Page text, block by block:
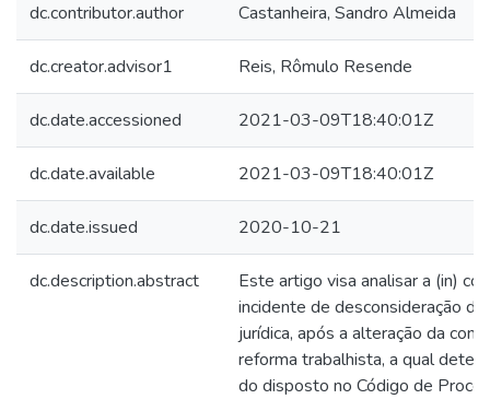
dc.contributor.author Castanheira, Sandro Almeida
dc.creator.advisor1 Reis, Rômulo Resende
dc.date.accessioned 2021-03-09T18:40:01Z
dc.date.available 2021-03-09T18:40:01Z
dc.date.issued 2020-10-21
dc.description.abstract
Este artigo visa analisar a (in)
incidente de desconsideração
jurídica, após a alteração da
reforma trabalhista, a qual
do disposto no Código de